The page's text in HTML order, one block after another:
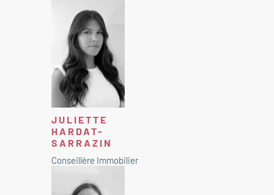
JULIETTE
HARDAT-
SARRAZIN
Conseillère Immobilier